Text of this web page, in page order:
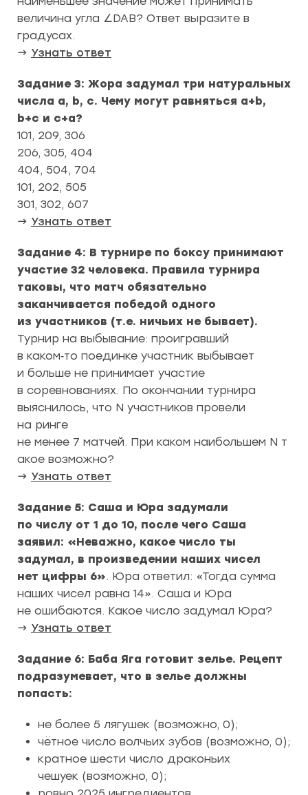
величина угла ∠DAB? Ответ выразите в
градусах.
→ Узнать ответ
Задание 3: Жора задумал три натуральных
числа a, b, c. Чему могут равняться a+b,
b+c и c+a?
101, 209, 306
206, 305, 404
404, 504, 704
101, 202, 505
301, 302, 607
→ Узнать ответ
Задание 4: В турнире по боксу принимают
участие 32 человека. Правила турнира
таковы, что матч обязательно
заканчивается победой одного
из участников (т.е. ничьих не бывает).
Турнир на выбывание: проигравший
в каком‑то поединке участник выбывает
и больше не принимает участие
в соревнованиях. По окончании турнира
выяснилось, что N участников провели
на ринге
не менее 7 матчей. При каком наибольшем N т
акое возможно?
→ Узнать ответ
Задание 5: Саша и Юра задумали
по числу от 1 до 10, после чего Саша
заявил: «Неважно, какое число ты
задумал, в произведении наших чисел
нет цифры 6». Юра ответил: «Тогда сумма
наших чисел равна 14». Саша и Юра
не ошибаются. Какое число задумал Юра?
→ Узнать ответ
Задание 6: Баба Яга готовит зелье. Рецепт
подразумевает, что в зелье должны
попасть:
не более 5 лягушек (возможно, 0);
чётное число волчьих зубов (возможно, 0);
кратное шести число драконьих
чешуек (возможно, 0);